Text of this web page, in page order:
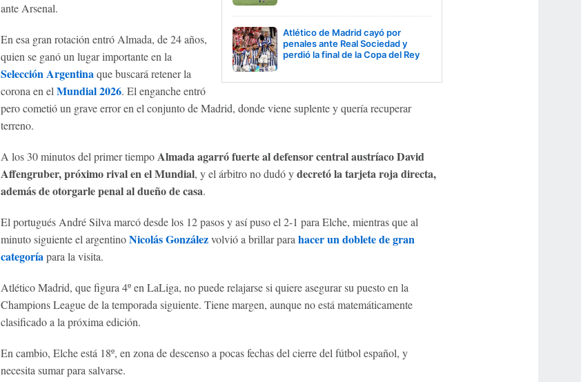
Atlético de Madrid cayó por
penales ante Real Sociedad y
perdió la final de la Copa del Rey
ante Arsenal.
En esa gran rotación entró Almada, de 24 años,
quien se ganó un lugar importante en la
Selección Argentinaque buscará retener la
corona en elMundial 2026. El enganche entró
pero cometió un grave error en el conjunto de Madrid, donde viene suplente y quería recuperar
terreno.
A los 30 minutos del primer tiempoAlmada agarró fuerte al defensor central austríaco David
Affengruber, próximo rival en el Mundial, y el árbitro no dudó ydecretó la tarjeta roja directa,
además de otorgarle penal al dueño de casa.
El portugués André Silva marcó desde los 12 pasos y así puso el 2-1 para Elche, mientras que al
minuto siguiente el argentinoNicolás Gonzálezvolvió a brillar parahacer un doblete de gran
categoríapara la visita.
Atlético Madrid, que figura 4º en LaLiga, no puede relajarse si quiere asegurar su puesto en la
Champions League de la temporada siguiente. Tiene margen, aunque no está matemáticamente
clasificado a la próxima edición.
En cambio, Elche está 18º, en zona de descenso a pocas fechas del cierre del fútbol español, y
necesita sumar para salvarse.